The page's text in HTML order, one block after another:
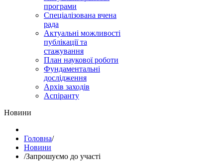
програми
Спеціалізована вчена
рада
Актуальні можливості
публікації та
стажування
План наукової роботи
Фундаментальні
дослідження
Архів заходів
Аспіранту
Hовини
Головна/
Hовини
/Запрошуємо до участі